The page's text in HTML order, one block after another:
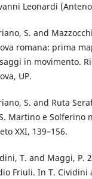
Leonardi
S. and
romana: prima
in movimento.
UP.
S. and Ruta
Martino e Solferino
XXI, 139–156.
T. and Maggi, P.
Friuli. In T. Cividini